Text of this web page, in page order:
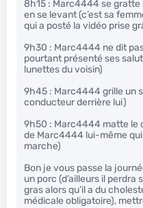
8h15 : Marc4444 se
en se levant (c’est sa
qui a posté la vidéo prise
9h30 : Marc4444 ne dit
pourtant présenté ses
lunettes du voisin)
9h45 : Marc4444 grille un
conducteur derrière lui)
9h50 : Marc4444 matte le
de Marc4444 lui-même qui
marche)
Bon je vous passe la
un porc (d’ailleurs il
gras alors qu’il a du
médicale obligatoire),